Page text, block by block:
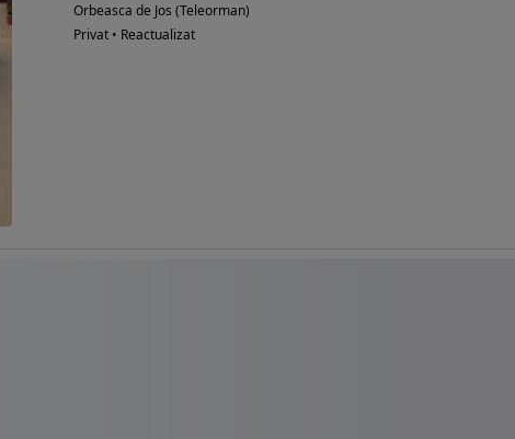
Orbeasca de Jos (Teleorman)
Privat • Reactualizat